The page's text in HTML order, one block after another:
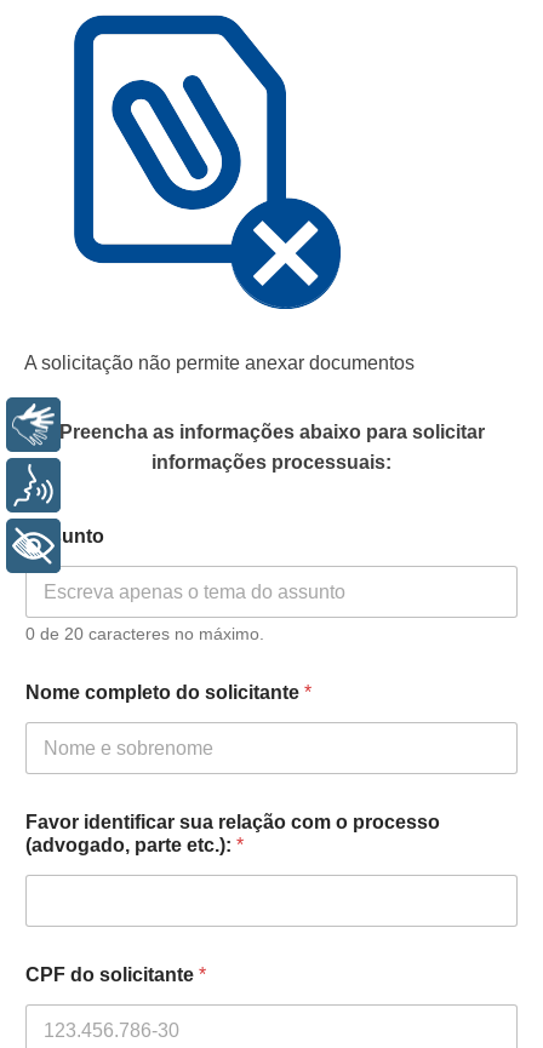
A solicitação não permite anexar documentos
Preencha as informações abaixo para solicitar
informações processuais:
Assunto
0 de 20 caracteres no máximo.
d
o
Nome completo do solicitante *
Favor identificar sua relação com o processo
(advogado, parte etc.): *
CPF do solicitante *
Libras
+ Acessibilidade